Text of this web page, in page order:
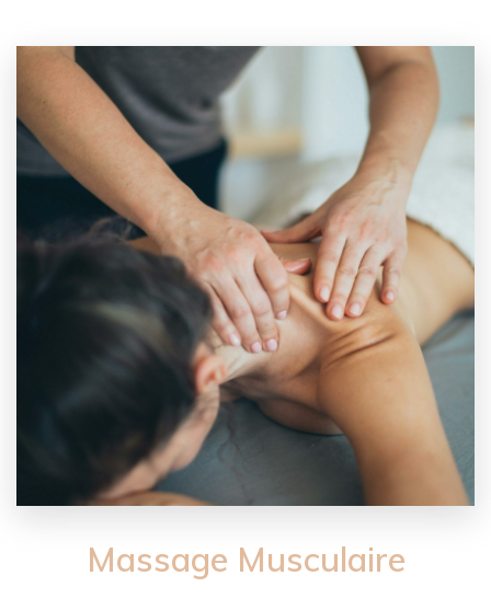
Massage Musculaire